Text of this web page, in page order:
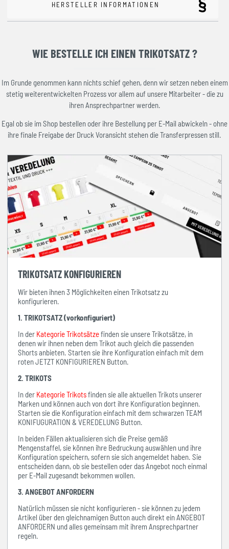
HERSTELLER INFORMATIONEN
WIE BESTELLE ICH EINEN TRIKOTSATZ ?
Im Grunde genommen kann nichts schief gehen, denn wir setzen neben einem
stetig weiterentwickelten Prozess vor allem auf unsere Mitarbeiter - die zu
ihren Ansprechpartner werden.
Egal ob sie im Shop bestellen oder ihre Bestellung per E-Mail abwickeln - ohne
ihre finale Freigabe der Druck Voransicht stehen die Transferpressen still.
TRIKOTSATZ KONFIGURIEREN
Wir bieten ihnen 3 Möglichkeiten einen Trikotsatz zu
konfigurieren.
1. TRIKOTSATZ (vorkonfiguriert)
In der Kategorie Trikotsätzefinden sie unsere Trikotsätze, in
denen wir ihnen neben dem Trikot auch gleich die passenden
Shorts anbieten. Starten sie ihre Konfiguration einfach mit dem
roten JETZT KONFIGURIEREN Button.
2. TRIKOTS
In der Kategorie Trikotsfinden sie alle aktuellen Trikots unserer
Marken und können auch von dort ihre Konfiguration beginnen.
Starten sie die Konfiguration einfach mit dem schwarzen TEAM
KONIFUGURATION & VEREDELUNG Button.
In beiden Fällen aktualisieren sich die Preise gemäß
Mengenstaffel, sie können ihre Bedruckung auswählen und ihre
Konfiguration speichern, sofern sie sich angemeldet haben. Sie
entscheiden dann, ob sie bestellen oder das Angebot noch einmal
per E-Mail zugesandt bekommen wollen.
3. ANGEBOT ANFORDERN
Natürlich müssen sie nicht konfigurieren - sie können zu jedem
Artikel über den gleichnamigen Button auch direkt ein ANGEBOT
ANFORDERN und alles gemeinsam mit ihrem Ansprechpartner
regeln.